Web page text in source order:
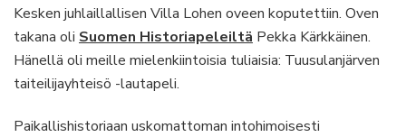
Kesken juhlaillallisen Villa Lohen oveen koputettiin. Oven
takana oli Suomen Historiapeleiltä Pekka Kärkkäinen.
Hänellä oli meille mielenkiintoisia tuliaisia: Tuusulanjärven
taiteilijayhteisö -lautapeli.
Paikallishistoriaan uskomattoman intohimoisesti